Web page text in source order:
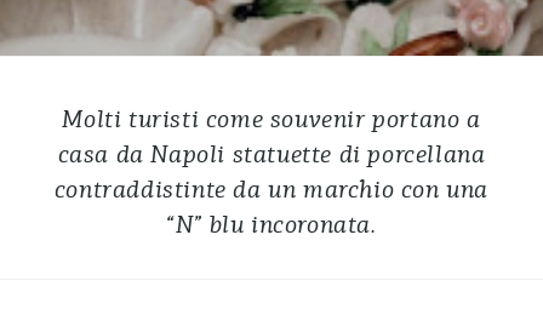
Molti turisti come souvenir portano a
casa da Napoli statuette di porcellana
contraddistinte da un marchio con una
“N” blu incoronata.